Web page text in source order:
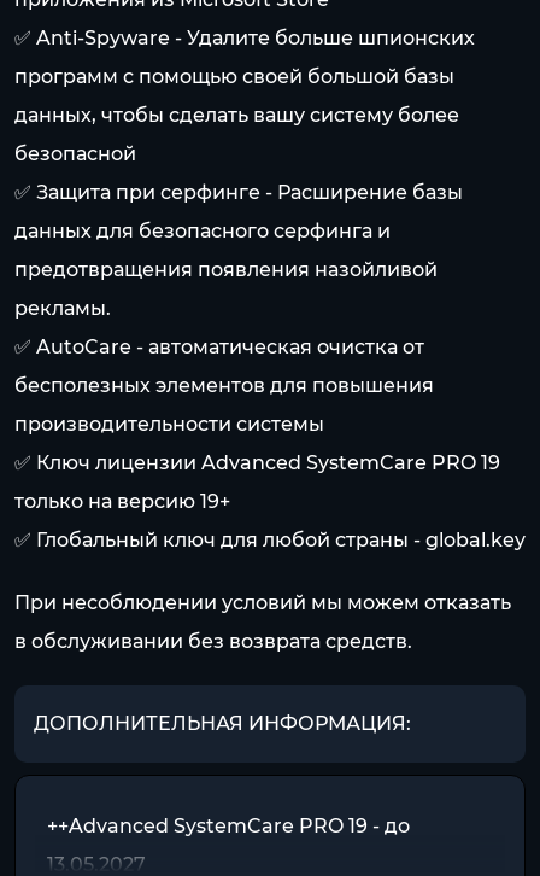
✅ Anti-Spyware - Удалите больше шпионских
программ с помощью своей большой базы
данных, чтобы сделать вашу систему более
безопасной
✅ Защита при серфинге - Расширение базы
данных для безопасного серфинга и
предотвращения появления назойливой
рекламы.
✅ AutoCare - автоматическая очистка от
бесполезных элементов для повышения
производительности системы
✅ Ключ лицензии Advanced SystemCare PRO 19
только на версию 19+
✅ Глобальный ключ для любой страны - global.key
При несоблюдении условий мы можем отказать
в обслуживании без возврата средств.
ДОПОЛНИТЕЛЬНАЯ ИНФОРМАЦИЯ:
++Advanced SystemCare PRO 19 - до
13.05.2027